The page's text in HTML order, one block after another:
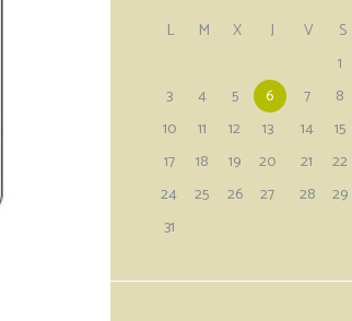
L M X J V S
1
3
4 5 6 7 8
10
11 12 13 14 15
17
18 19 20 21 22
24
25 26 27 28 29
31